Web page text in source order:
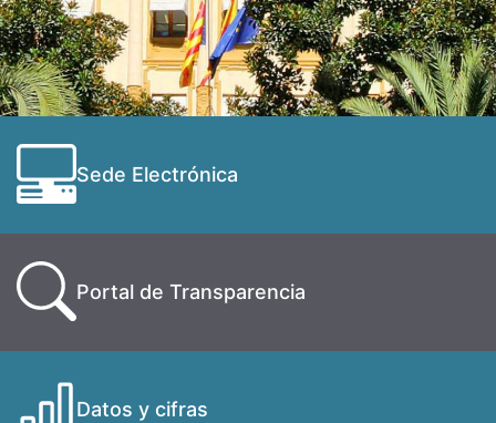
Sede Electrónica
Portal de Transparencia
Datos y cifras